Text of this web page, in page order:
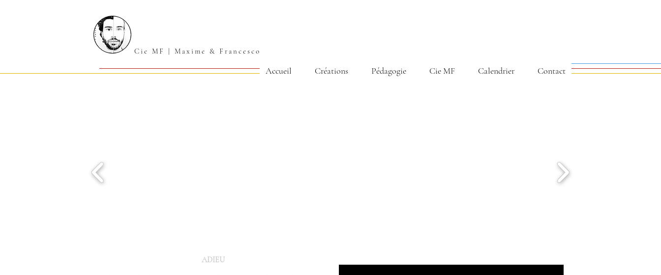
Cie MF | Maxime & Francesco
Accueil Créations Pédagogie Cie MF Calendrier Contact
ADIEU